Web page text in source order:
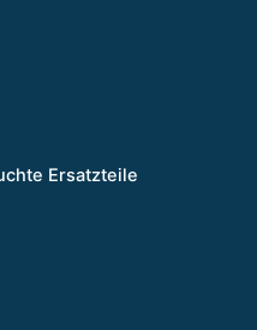
Ersatzteile